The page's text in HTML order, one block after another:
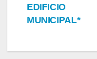
EDIFICIO
MUNICIPAL*